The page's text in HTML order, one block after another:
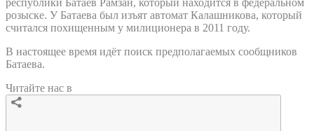
розыске. У Батаева был изъят автомат Калашникова, который
считался похищенным у милиционера в 2011 году.
В настоящее время идёт поиск предполагаемых сообщников
Батаева.
Читайте нас в